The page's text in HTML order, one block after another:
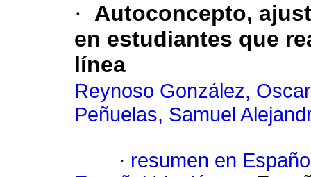
·
Autoconcepto,
en estudiantes que
línea
Reynoso González,
Peñuelas, Samuel
· resumen en